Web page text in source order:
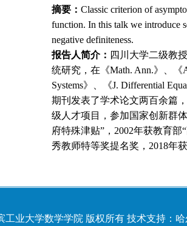
摘要： Classic criterion of
function. In this talk we introduce
negative definiteness.
报告人简介： 四川大学二级教
统研究，在《Math. Ann.》、《
Systems》、《J. Differential
期刊发表了学术论文两百余篇
级人才项目，参加国家创新群
府特殊津贴”，2002年获教育
秀教师特等奖提名奖，2018年
工业大学数学学院 版权所有 技术支持：